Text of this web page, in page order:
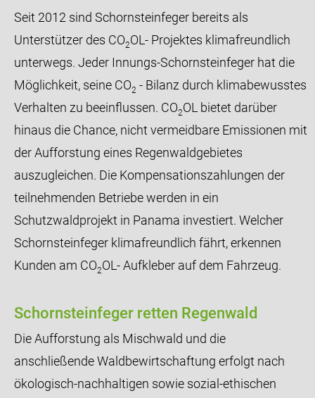
Seit 2012 sind Schornsteinfeger bereits als
Unterstützer des CO2OL- Projektes klimafreundlich
unterwegs. Jeder Innungs-Schornsteinfeger hat die
Möglichkeit, seine CO2 - Bilanz durch klimabewusstes
Verhalten zu beeinflussen. CO2OL bietet darüber
hinaus die Chance, nicht vermeidbare Emissionen mit
der Aufforstung eines Regenwaldgebietes
auszugleichen. Die Kompensationszahlungen der
teilnehmenden Betriebe werden in ein
Schutzwaldprojekt in Panama investiert. Welcher
Schornsteinfeger klimafreundlich fährt, erkennen
Kunden am CO2OL- Aufkleber auf dem Fahrzeug.
Schornsteinfeger retten Regenwald
Die Aufforstung als Mischwald und die
anschließende Waldbewirtschaftung erfolgt nach
ökologisch-nachhaltigen sowie sozial-ethischen